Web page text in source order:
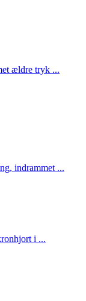
ældre tryk ...
indrammet ...
i ...